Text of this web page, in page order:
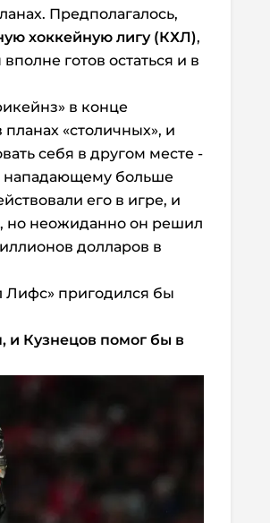
Предполагалось,
хоккейную лигу (КХЛ),
готов остаться и в
в конце
«столичных», и
себя в другом месте -
нападающему больше
его в игре, и
но неожиданно он решил
долларов в
Лифс» пригодился бы
и Кузнецов помог бы в